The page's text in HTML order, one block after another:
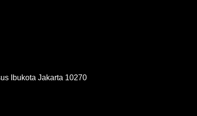
Ibukota Jakarta 10270